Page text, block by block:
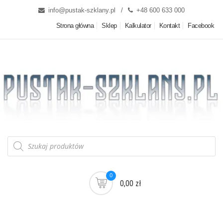
info@pustak-szklany.pl +48 600 633 000
Strona główna Sklep Kalkulator Kontakt Facebook
0
0,00 zł